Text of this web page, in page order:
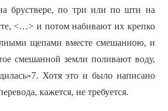
бруствере, по три или по шти на
<…> и потом набивают их крепко
щепами вместе смешанною, и
смешанной земли поливают воду,
Хотя это и было написано
кажется, не требуется.